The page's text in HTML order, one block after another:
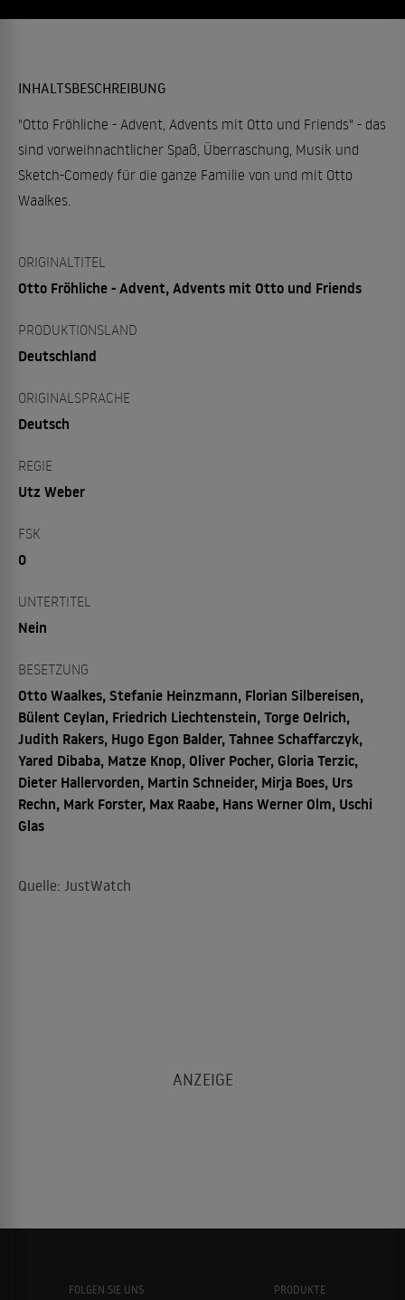
INHALTSBESCHREIBUNG
"Otto Fröhliche - Advent, Advents mit Otto und Friends" - das
sind vorweihnachtlicher Spaß, Überraschung, Musik und
Sketch-Comedy für die ganze Familie von und mit Otto
Waalkes.
ORIGINALTITEL
Otto Fröhliche - Advent, Advents mit Otto und Friends
PRODUKTIONSLAND
Deutschland
ORIGINALSPRACHE
Deutsch
REGIE
Utz Weber
FSK
0
UNTERTITEL
Nein
BESETZUNG
Otto Waalkes, Stefanie Heinzmann, Florian Silbereisen,
Bülent Ceylan, Friedrich Liechtenstein, Torge Oelrich,
Judith Rakers, Hugo Egon Balder, Tahnee Schaffarczyk,
Yared Dibaba, Matze Knop, Oliver Pocher, Gloria Terzic,
Dieter Hallervorden, Martin Schneider, Mirja Boes, Urs
Rechn, Mark Forster, Max Raabe, Hans Werner Olm, Uschi
Glas
Quelle: JustWatch
FOLGEN SIE UNS
PRODUKTE